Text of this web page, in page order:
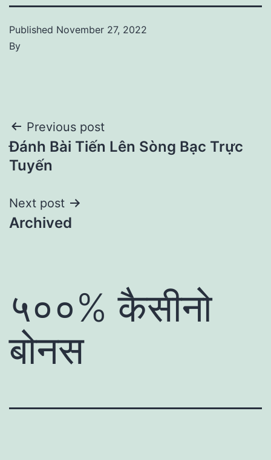
Published November 27, 2022
By
Post
navigation
Previous post
Đánh Bài Tiến Lên Sòng Bạc Trực
Tuyến
Next post
Archived
५००% कैसीनो
बोनस